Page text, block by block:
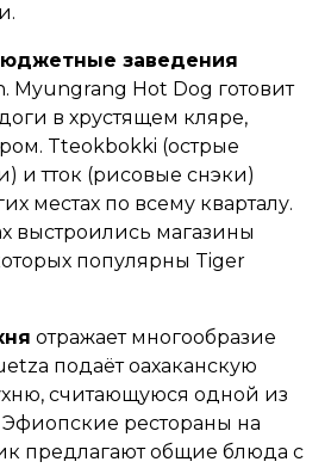
заведения
Myungrang Hot Dog готовит
в хрустящем кляре,
Tteokbokki (острые
и тток (рисовые снэки)
местах по всему кварталу.
выстроились магазины
популярны Tiger
отражает многообразие
подаёт оахаканскую
считающуюся одной из
рестораны на
предлагают общие блюда с